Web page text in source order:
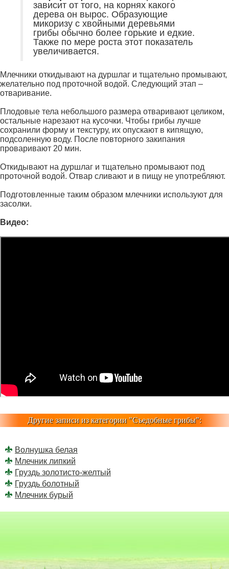
зависит от того, на корнях какого
дерева он вырос. Образующие
микоризу с хвойными деревьями
грибы обычно более горькие и едкие.
Также по мере роста этот показатель
увеличивается.
Млечники откидывают на дуршлаг и тщательно промывают,
желательно под проточной водой. Следующий этап –
отваривание.
Плодовые тела небольшого размера отваривают целиком,
остальные нарезают на кусочки. Чтобы грибы лучше
сохранили форму и текстуру, их опускают в кипящую,
подсоленную воду. После повторного закипания
проваривают 20 мин.
Откидывают на дуршлаг и тщательно промывают под
проточной водой. Отвар сливают и в пищу не употребляют.
Подготовленные таким образом млечники используют для
засолки.
Видео:
Другие записи из категории "Съедобные грибы":
Волнушка белая
Млечник липкий
Груздь золотисто-желтый
Груздь болотный
Млечник бурый